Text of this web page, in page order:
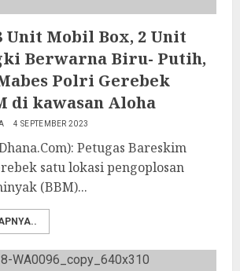
Unit Mobil Box, 2 Unit
Berwarna Biru- Putih,
Polri Gerebek
di kawasan Aloha
4 SEPTEMBER 2023
Petugas Bareskim
satu lokasi pengoplosan
(BBM)...